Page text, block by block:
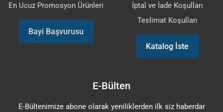
En Ucuz Promosyon Ürünleri
Bayi Başvurusu
İptal ve İade Koşulları
Teslimat Koşulları
Katalog İste
E-Bülten
E-Bültenimize abone olarak yeniliklerden ilk siz haberdar